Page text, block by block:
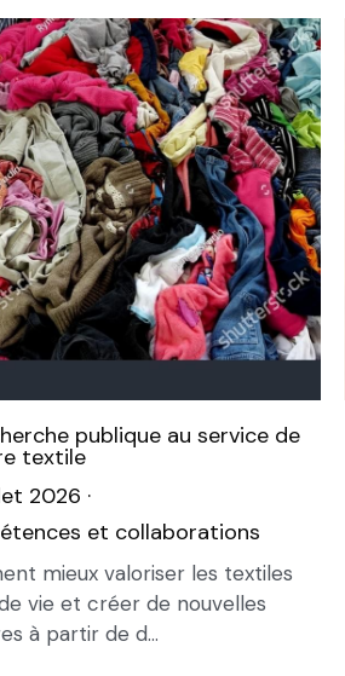
publique au service de
textile
2026 ·
et collaborations
mieux valoriser les textiles
vie et créer de nouvelles
à partir de d...